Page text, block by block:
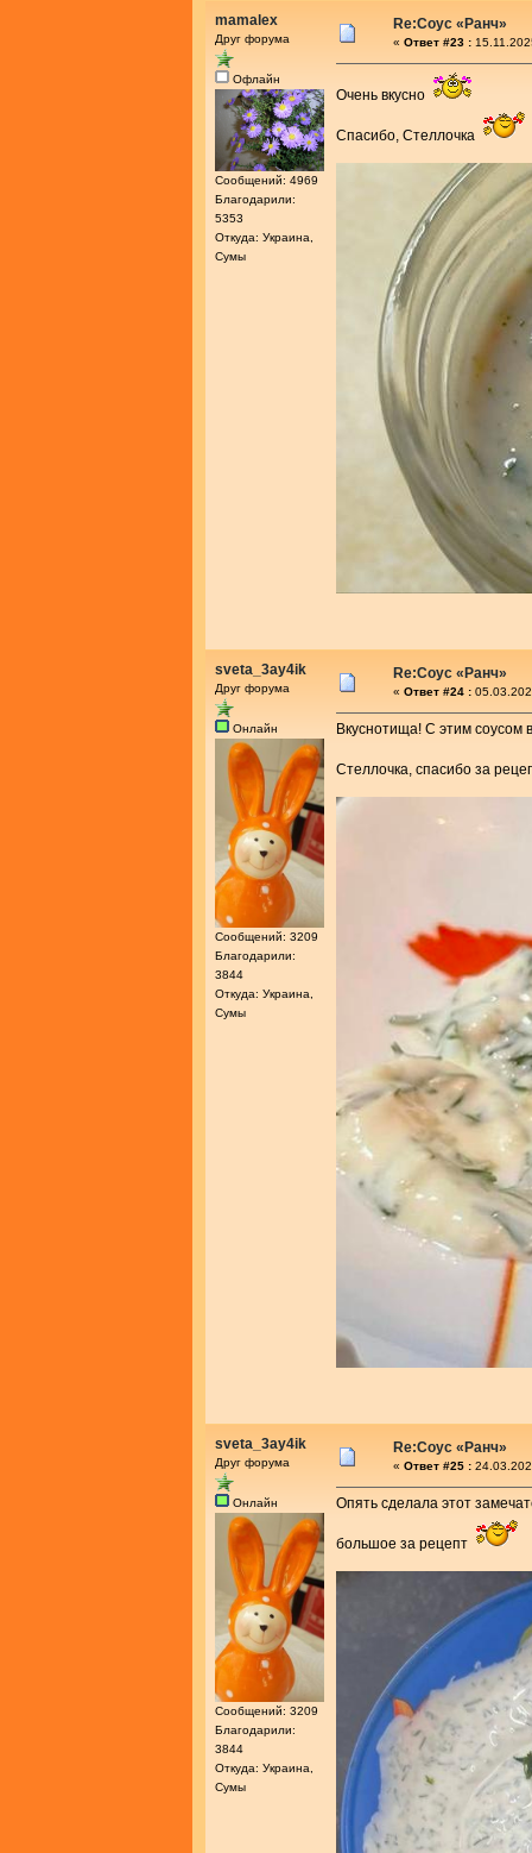
mamalex
Друг форума
Офлайн
Сообщений: 4969
Благодарили:
5353
Откуда: Украина,
Сумы
Re:Соус «Ранч»
« Ответ #23 :
Очень вкусно
Спасибо, Стеллочка
sveta_3ay4ik
Друг форума
Онлайн
Сообщений: 3209
Благодарили:
3844
Откуда: Украина,
Сумы
Re:Соус «Ранч»
« Ответ #24 :
Вкуснотища! С этим соусом
Стеллочка, спасибо за
sveta_3ay4ik
Друг форума
Онлайн
Сообщений: 3209
Благодарили:
3844
Откуда: Украина,
Сумы
Re:Соус «Ранч»
« Ответ #25 :
Опять сделала этот
большое за рецепт